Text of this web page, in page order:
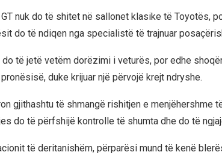
GT nuk do të shitet në sallonet klasike të Toyotës,
do të ndiqen nga specialistë të trajnuar
do të jetë vetëm dorëzimi i veturës, por edhe
duke krijuar një përvojë krejt ndryshe.
gjithashtu të shmangë rishitjen e menjëhershme
do të përfshijë kontrolle të shumta dhe do të
të deritanishëm, përparësi mund të kenë